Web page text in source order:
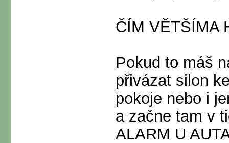
ČÍM VĚTŠÍMA
Pokud to máš
přivázat silon
pokoje nebo i
a začne tam v
ALARM U